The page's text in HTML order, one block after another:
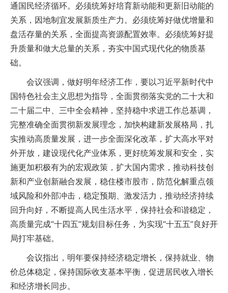
通国民经济循环。必须统筹好培育新动能和更新旧动能的
关系，因地制宜发展新质生产力。必须统筹好做优增量和
盘活存量的关系，全面提高资源配置效率。必须统筹好提
升质量和做大总量的关系，夯实中国式现代化的物质基
础。
会议强调，做好明年经济工作，要以习近平新时代中
国特色社会主义思想为指导，全面贯彻落实党的二十大和
二十届二中、三中全会精神，坚持稳中求进工作总基调，
完整准确全面贯彻新发展理念，加快构建新发展格局，扎
实推动高质量发展，进一步全面深化改革，扩大高水平对
外开放，建设现代化产业体系，更好统筹发展和安全，实
施更加积极有为的宏观政策，扩大国内需求，推动科技创
新和产业创新融合发展，稳住楼市股市，防范化解重点领
域风险和外部冲击，稳定预期、激发活力，推动经济持续
回升向好，不断提高人民生活水平，保持社会和谐稳定，
高质量完成“十四五”规划目标任务，为实现“十五五”良好开
局打牢基础。
会议指出，明年要保持经济稳定增长，保持就业、物
价总体稳定，保持国际收支基本平衡，促进居民收入增长
和经济增长同步。